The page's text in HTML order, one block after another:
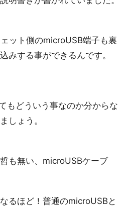
ット側のmicroUSB端子も裏
みする事ができるんです。
もどういう事なのか分からな
しょう。
も無い、microUSBケーブ
るほど！普通のmicroUSBと